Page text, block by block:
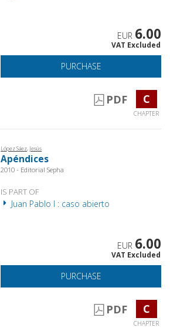
EUR 6.00
VAT Excluded
PURCHASE
PDF C
CHAPTER
López Sáez, Jesús
Apéndices
2010 - Editorial Sepha
IS PART OF
Juan Pablo I : caso abierto
EUR 6.00
VAT Excluded
PURCHASE
PDF C
CHAPTER